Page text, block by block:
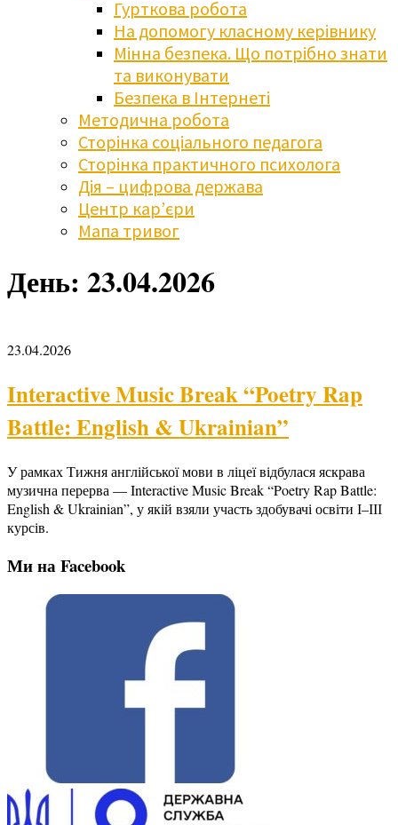
Гурткова робота
На допомогу класному керівнику
Мінна безпека. Що потрібно знати
та виконувати
Безпека в Інтернеті
Методична робота
Сторінка соціального педагога
Сторінка практичного психолога
Дія – цифрова держава
Центр кар’єри
Мапа тривог
День: 23.04.2026
23.04.2026
Interactive Music Break “Poetry Rap
Battle: English & Ukrainian”
У рамках Тижня англійської мови в ліцеї відбулася яскрава
музична перерва — Interactive Music Break “Poetry Rap Battle:
English & Ukrainian”, у якій взяли участь здобувачі освіти І–ІІІ
курсів.
Ми на Facebook